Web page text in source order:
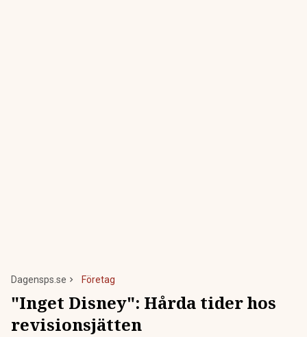
Dagensps.se Företag
"Inget Disney": Hårda tider hos
revisionsjätten